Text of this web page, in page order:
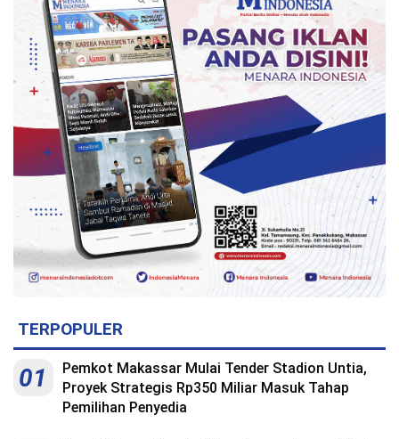
Copyright
2026
Menara
Indonesia
Reserve
TERPOPULER
01
Pemkot Makassar Mulai Tender Stadion Untia,
Proyek Strategis Rp350 Miliar Masuk Tahap
Pemilihan Penyedia